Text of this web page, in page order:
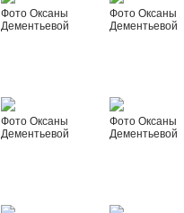
Фото Оксаны
Дементьевой
Фото Оксаны
Дементьевой
Фото Оксаны
Дементьевой
Фото Оксаны
Дементьевой